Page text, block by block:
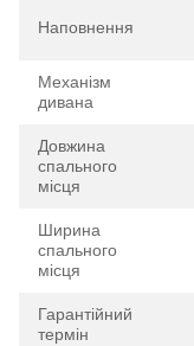
Наповнення
Механізм
дивана
Довжина
спального
місця
Ширина
спального
місця
Гарантійний
термін